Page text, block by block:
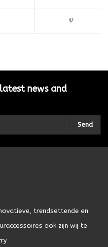
news and
Send
trendsettende en
ook zijn wij te